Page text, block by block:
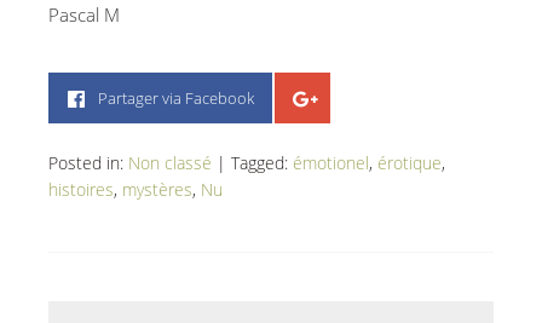
Pascal M
Partager via Facebook
Posted in: Non classé | Tagged: émotionel, érotique,
histoires, mystères, Nu